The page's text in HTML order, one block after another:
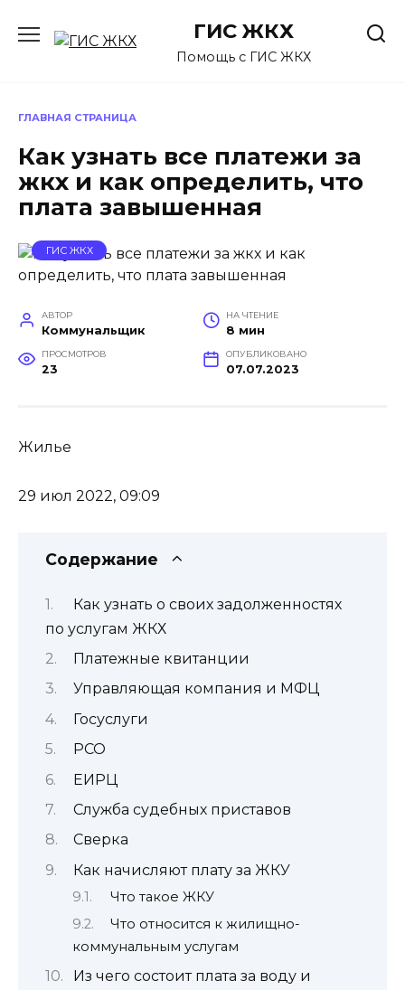
содержанию
ГИС ЖКХ
Помощь с ГИС ЖКХ
ГЛАВНАЯ СТРАНИЦА
Как узнать все платежи за
жкх и как определить, что
плата завышенная
ГИС ЖКХ
АВТОР
Коммунальщик
НА ЧТЕНИЕ
8 мин
ПРОСМОТРОВ
23
ОПУБЛИКОВАНО
07.07.2023
Жилье
29 июл 2022, 09:09
Содержание
Как узнать о своих задолженностях
по услугам ЖКХ
Платежные квитанции
Управляющая компания и МФЦ
Госуслуги
РСО
ЕИРЦ
Служба судебных приставов
Сверка
Как начисляют плату за ЖКУ
Что такое ЖКУ
Что относится к жилищно-
коммунальным услугам
Из чего состоит плата за воду и